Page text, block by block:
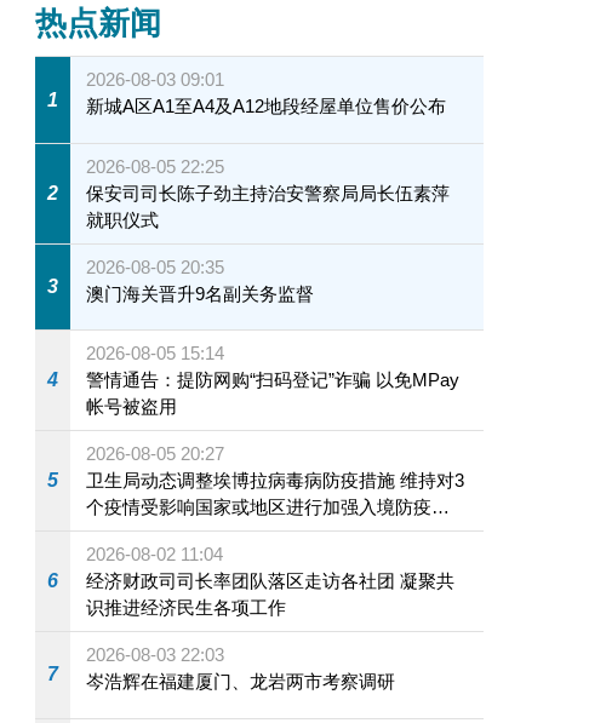
热点新闻
1
2026-08-03 09:01
新城A区A1至A4及A12地段经屋单位售价公布
2
2026-08-05 22:25
保安司司长陈子劲主持治安警察局局长伍素萍
就职仪式
3
2026-08-05 20:35
澳门海关晋升9名副关务监督
4
2026-08-05 15:14
警情通告：提防网购“扫码登记”诈骗 以免MPay
帐号被盗用
5
2026-08-05 20:27
卫生局动态调整埃博拉病毒病防疫措施 维持对3
个疫情受影响国家或地区进行加强入境防疫措
施
6
2026-08-02 11:04
经济财政司司长率团队落区走访各社团 凝聚共
识推进经济民生各项工作
7
2026-08-03 22:03
岑浩辉在福建厦门、龙岩两市考察调研